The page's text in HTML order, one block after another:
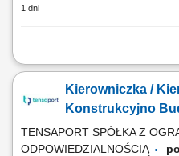
1 dni
Kompleksowe prowadzenie
Koordynowanie pracy
realizującego projekt. Kontrola
Kierowniczka /
Konstrukcyjno
TENSAPORT SPÓŁKA Z
ODPOWIEDZIALNOŚCIĄ